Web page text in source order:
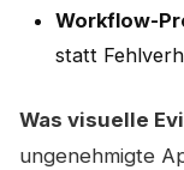
Workflow-
statt
Was visuelle
ungenehmigte